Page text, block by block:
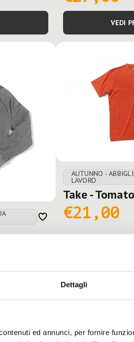
Dettagli
ed annunci, per fornire
VEDI
AUTUNNO -
LAVORO
Take - Tomato
€21,00